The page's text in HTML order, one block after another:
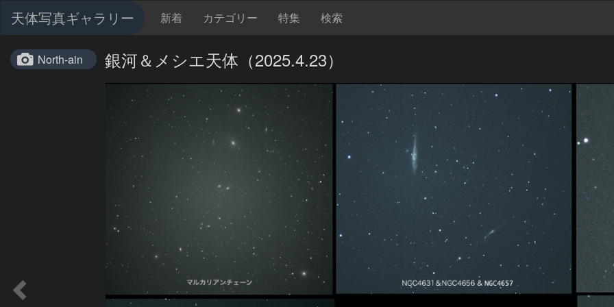
天体写真ギャラリー 新着 カテゴリー 特集 検索
North-ain 銀河＆メシエ天体（2025.4.23）